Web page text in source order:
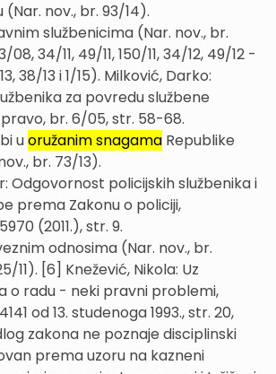
(Nar. nov., br. 93/14).
službenicima (Nar. nov., br.
08, 34/11, 49/11, 150/11, 34/12, 49/12 -
38/13 i 1/15). Milković, Darko:
za povredu službene
br. 6/05, str. 58-68.
uoružanim snagama Republike
br. 73/13).
Odgovornost policijskih službenika i
prema Zakonu o policiji,
(2011.), str. 9.
odnosima (Nar. nov., br.
11). [6] Knežević, Nikola: Uz
o radu - neki pravni problemi,
od 13. studenoga 1993., str. 20,
zakona ne poznaje disciplinski
prema uzoru na kazneni